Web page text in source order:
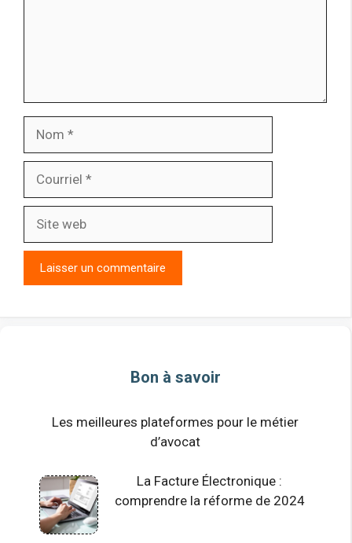
web
Bon à savoir
Les meilleures plateformes pour le métier
d’avocat
La Facture Électronique :
comprendre la réforme de 2024